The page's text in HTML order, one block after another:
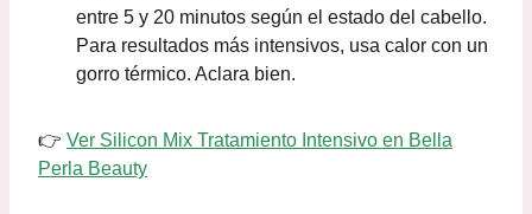
entre 5 y 20 minutos según el estado del cabello.
Para resultados más intensivos, usa calor con un
gorro térmico. Aclara bien.
👉 Ver Silicon Mix Tratamiento Intensivo en Bella
Perla Beauty